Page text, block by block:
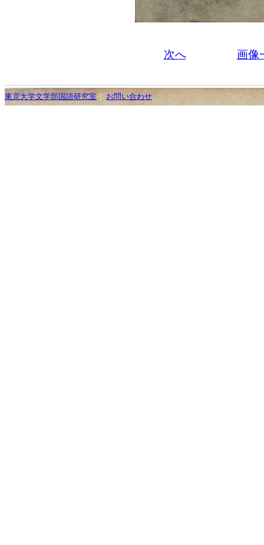
次へ 画像
東京大学文学部国語研究室 お問い合わせ